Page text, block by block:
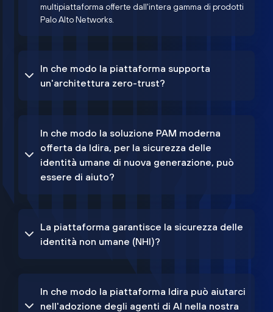
multipiattaforma offerte dall'intera gamma di prodotti
Palo Alto Networks.
In che modo la piattaforma supporta
un'architettura zero-trust?
In che modo la soluzione PAM moderna
offerta da Idira, per la sicurezza delle
identità umane di nuova generazione, può
essere di aiuto?
La piattaforma garantisce la sicurezza delle
identità non umane (NHI)?
In che modo la piattaforma Idira può aiutarci
nell'adozione degli agenti di AI nella nostra